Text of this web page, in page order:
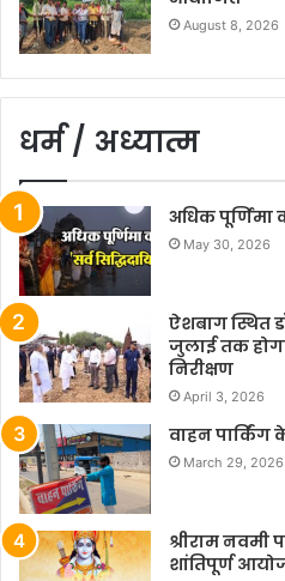
August 8, 2026
धर्म / अध्यात्म
अधिक पूर्णिमा
May 30, 2026
ऐशबाग स्थित
जुलाई तक
निरीक्षण
April 3, 2026
वाहन पार्किंग
March 29, 2026
श्रीराम नवमी
शांतिपूर्ण